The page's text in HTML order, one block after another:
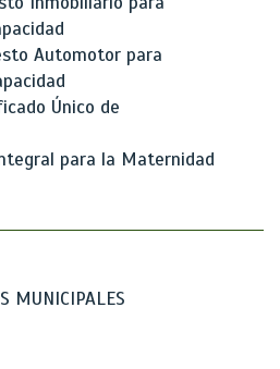
Automotor para
Único de
para la Maternidad
MUNICIPALES